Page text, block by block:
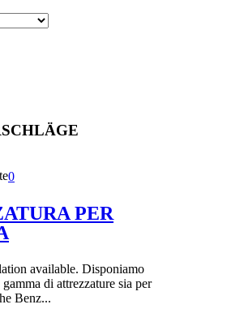
0
PER
available. Disponiamo
di attrezzature sia per
Benz...